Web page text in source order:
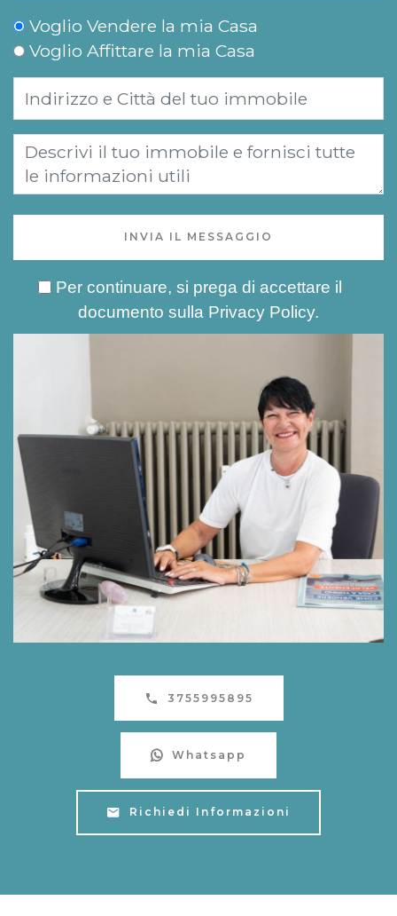
Voglio Vendere la mia Casa
Voglio Affittare la mia Casa
INVIA IL MESSAGGIO
Per continuare, si prega di accettare il
documento sulla Privacy Policy.
3755995895
Whatsapp
Richiedi Informazioni